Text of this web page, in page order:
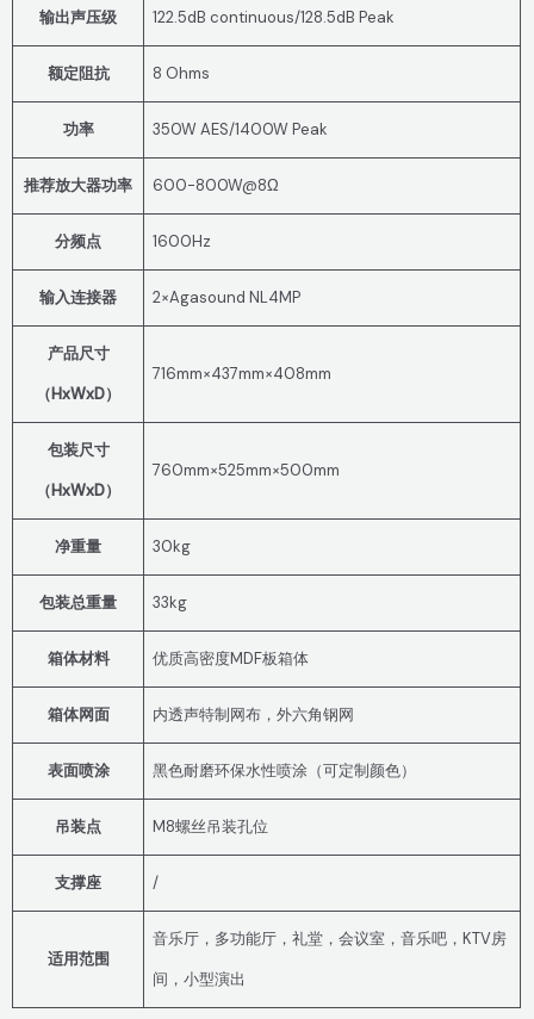
输出声压级 122.5dB continuous/128.5dB Peak
额定阻抗 8 Ohms
功率 350W AES/1400W Peak
推荐放大器功率 600-800W@8Ω
分频点 1600Hz
输入连接器 2×Agasound NL4MP
产品尺寸
（HxWxD）
716mm×437mm×408mm
包装尺寸
（HxWxD）
760mm×525mm×500mm
净重量 30kg
包装总重量 33kg
箱体材料 优质高密度MDF板箱体
箱体网面 内透声特制网布，外六角钢网
表面喷涂 黑色耐磨环保水性喷涂（可定制颜色）
吊装点 M8螺丝吊装孔位
支撑座 /
适用范围
音乐厅，多功能厅，礼堂，会议室，音乐吧，KTV房
间，小型演出